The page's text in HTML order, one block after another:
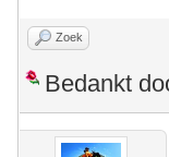
Zoek
Bedankt